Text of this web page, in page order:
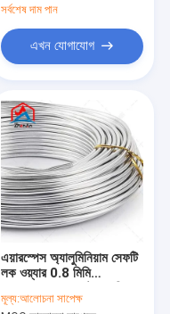
সর্বশেষ দাম পান
এখন যোগাযোগ
এয়ারস্পেস অ্যালুমিনিয়াম সেফটি
লক ওয়্যার 0.8 মিমি
জন্য উচ্চ প্রসার্য শক্তি
মূল্য:আলোচনা সাপেক্ষ